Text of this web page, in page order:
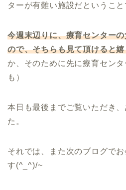
ターが有難い施設だというこ
今週末辺りに、療育センター
ので、そちらも見て頂けると
か、そのために先に療育セン
も）
本日も最後までご覧いただき
た。
それでは、また次のブログで
す(^_^)/~